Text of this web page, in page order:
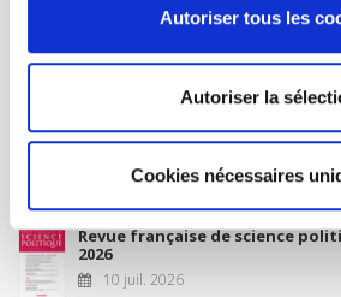
Autoriser tous les
Autoriser la
Cookies nécessaires
4 sept. 2026
Nouveautés
Revue française de science
2026
10 juil. 2026